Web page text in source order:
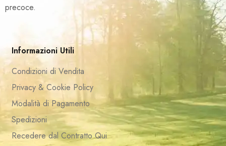
precoce.
Informazioni Utili
Condizioni di Vendita
Privacy & Cookie Policy
Modalità di Pagamento
Spedizioni
Recedere dal Contratto Qui